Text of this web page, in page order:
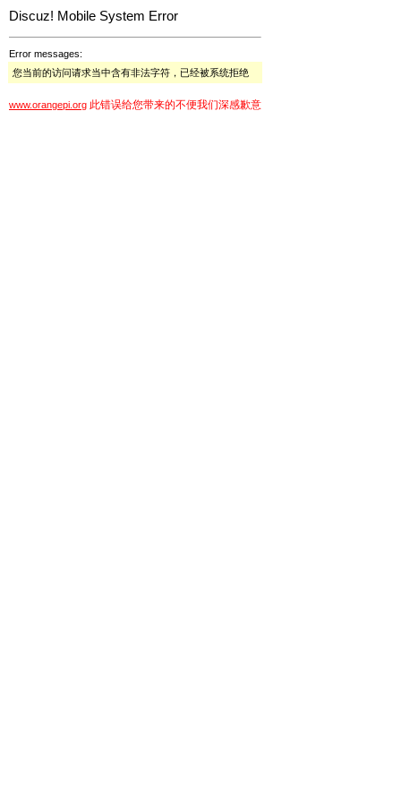
Discuz! Mobile System Error
Error messages:
您当前的访问请求当中含有非法字符，已经被系统拒绝
www.orangepi.org 此错误给您带来的不便我们深感歉意